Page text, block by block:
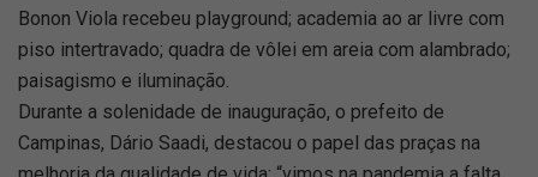
Bonon Viola recebeu playground; academia ao ar livre com
piso intertravado; quadra de vôlei em areia com alambrado;
paisagismo e iluminação.
Durante a solenidade de inauguração, o prefeito de
Campinas, Dário Saadi, destacou o papel das praças na